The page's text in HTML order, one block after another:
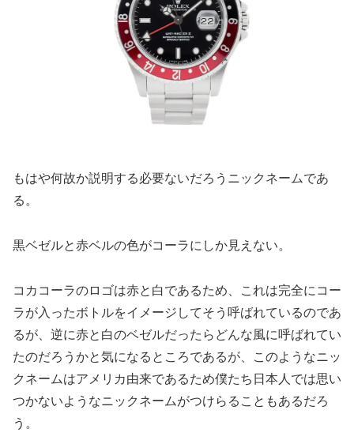
もはや何故か説明する必要ないだろうニックネームであ
る。
黒ベゼルと赤ベルの色がコーラにしか見えない。
コカコーラのロゴは赤と白であるため、これは完全にコー
ラが入ったボトルをイメージしてそう呼ばれているのであ
るが、逆に赤と白のベゼルだったらどんな風に呼ばれてい
たのだろうかと気になるところであるが、このようなニッ
クネームはアメリカ由来であるため僕たち日本人では思い
つかないようなニックネームがつけらることもあるだろ
う。